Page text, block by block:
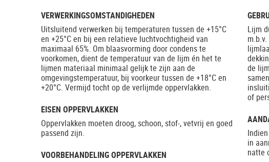
VERWERKINGSOMSTANDIGHEDEN
Uitsluitend verwerken bij temperaturen tussen de +15°C
en +25°C en bij een relatieve luchtvochtigheid van
maximaal 65%. Om blaasvorming door condens te
voorkomen, dient de temperatuur van de lijm én het te
lijmen materiaal minimaal gelijk te zijn aan de
omgevingstemperatuur, bij voorkeur tussen de +18°C en
+20°C. Vermijd tocht op de verlijmde oppervlakken.
EISEN OPPERVLAKKEN
Oppervlakken moeten droog, schoon, stof-, vetvrij en goed
passend zijn.
VOORBEHANDELING OPPERVLAKKEN
Lijm
de
of
in
natte